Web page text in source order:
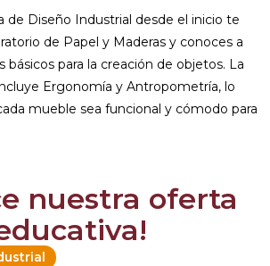
de Diseño Industrial desde el inicio te
de Papel y Maderas y conoces a
básicos para la creación de objetos. La
Ergonomía y Antropometría, lo
mueble sea funcional y cómodo para
nuestra oferta